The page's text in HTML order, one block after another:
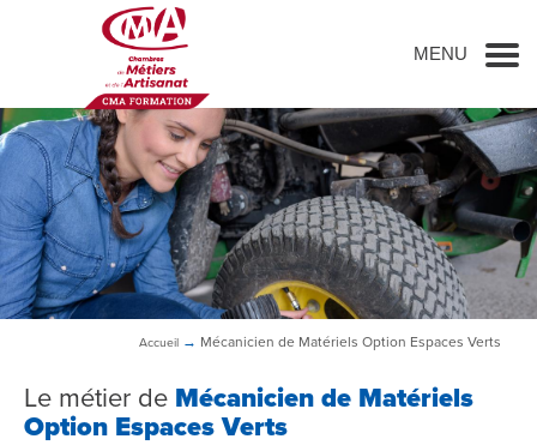
Go to main content
MENU
Accueil → Mécanicien de Matériels Option Espaces Verts
Le métier de Mécanicien de Matériels
Option Espaces Verts